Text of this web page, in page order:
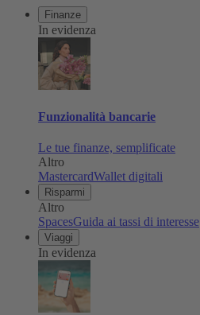
Finanze
In evidenza
Funzionalità bancarie
Le tue finanze, semplificate
Altro
MastercardWallet digitali
Risparmi
Altro
SpacesGuida ai tassi di interesse
Viaggi
In evidenza